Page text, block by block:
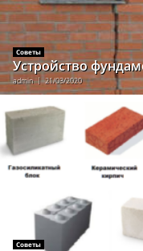
Советы
Устройство
admin 21/03/2020
Советы